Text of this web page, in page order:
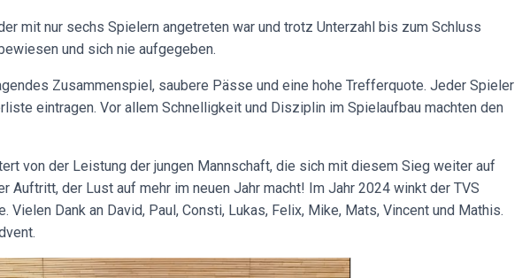
mit nur sechs Spielern angetreten war und trotz Unterzahl bis zum Schluss
und sich nie aufgegeben.
Zusammenspiel, saubere Pässe und eine hohe Trefferquote. Jeder Spieler
eintragen. Vor allem Schnelligkeit und Disziplin im Spielaufbau machten den
von der Leistung der jungen Mannschaft, die sich mit diesem Sieg weiter auf
Auftritt, der Lust auf mehr im neuen Jahr macht! Im Jahr 2024 winkt der TVS
Vielen Dank an David, Paul, Consti, Lukas, Felix, Mike, Mats, Vincent und Mathis.